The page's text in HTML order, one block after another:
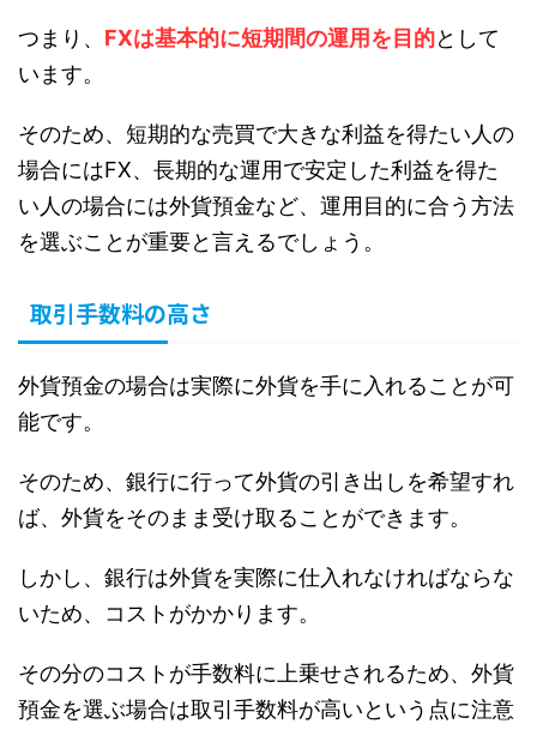
つまり、 FXは基本的に短期間の運用を目的として
います。
そのため、短期的な売買で大きな利益を得たい人の
場合にはFX、長期的な運用で安定した利益を得た
い人の場合には外貨預金など、運用目的に合う方法
を選ぶことが重要と言えるでしょう。
取引手数料の高さ
外貨預金の場合は実際に外貨を手に入れることが可
能です。
そのため、銀行に行って外貨の引き出しを希望すれ
ば、外貨をそのまま受け取ることができます。
しかし、銀行は外貨を実際に仕入れなければならな
いため、コストがかかります。
その分のコストが手数料に上乗せされるため、外貨
預金を選ぶ場合は取引手数料が高いという点に注意